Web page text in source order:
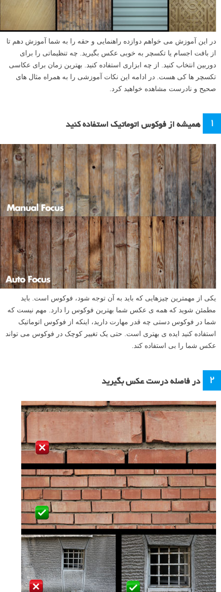
در این آموزش می خواهم دوازده راهنمایی و حقه را به شما آموزش دهم تا
از بافت اجسام یا تکسچر به خوبی عکس بگیرید. چه تنظیماتی را برای
دوربین انتخاب کنید. از چه ابزاری استفاده کنید. بهترین زمان برای عکاسی
تکسچر ها کی هست. در ادامه این نکات آموزشی را به همراه مثال های
صحیح و نادرست مشاهده خواهید کرد.
۱ همیشه از فوکوس اتوماتیک استفاده کنید
یکی از مهمترین چیزهایی که باید به آن توجه شود، فوکوس است. باید
مطمئن شوید که همه ی عکس شما بهترین فوکوس را دارد. مهم نیست که
شما در فوکوس دستی چه قدر مهارت دارید، اینکه از فوکوس اتوماتیک
استفاده کنید ایده ی بهتری است. حتی یک تغییر کوچک در فوکوس می تواند
عکس شما را بی استفاده کند.
۲ در فاصله درست عکس بگیرید